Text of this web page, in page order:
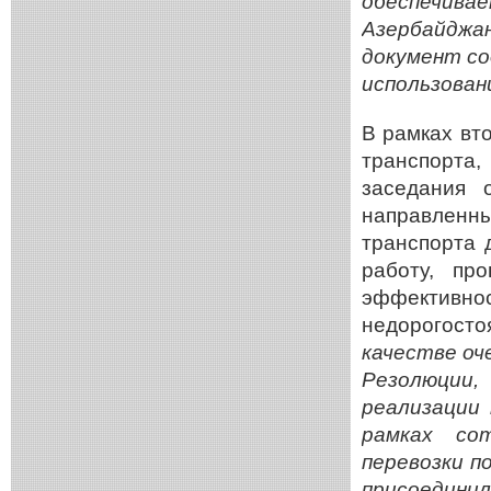
документ
В рамках
заседания
транспорта
работу,
качестве
рамках
перевозки